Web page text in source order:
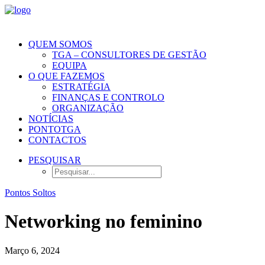
QUEM SOMOS
TGA – CONSULTORES DE GESTÃO
EQUIPA
O QUE FAZEMOS
ESTRATÉGIA
FINANÇAS E CONTROLO
ORGANIZAÇÃO
NOTÍCIAS
PONTOTGA
CONTACTOS
PESQUISAR
Pontos Soltos
Networking no feminino
Março 6, 2024